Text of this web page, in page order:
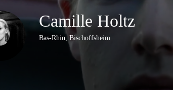
Camille Holtz
Bas-Rhin, Bischoffsheim